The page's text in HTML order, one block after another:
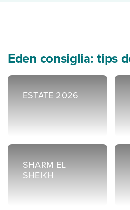
Eden consiglia: tips
ESTATE 2026
SHARM EL
SHEIKH